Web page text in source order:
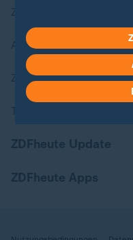
Aktuelle Sendungs-
ZDFheute Stories